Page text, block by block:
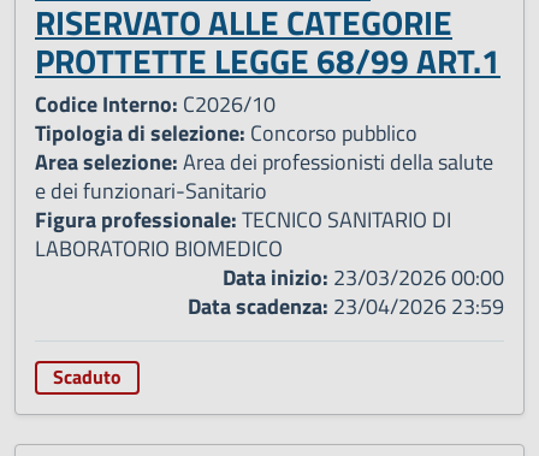
RISERVATO ALLE CATEGORIE
PROTTETTE LEGGE 68/99 ART.1
Codice Interno: C2026/10
Tipologia di selezione: Concorso pubblico
Area selezione:Area dei professionisti della salute
e dei funzionari-Sanitario
Figura professionale:TECNICO SANITARIO DI
LABORATORIO BIOMEDICO
Data inizio: 23/03/2026 00:00
Data scadenza: 23/04/2026 23:59
Scaduto